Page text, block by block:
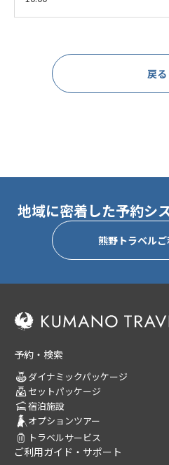
戻る
地域に密着した予約シ
熊野トラベル
予約・検索
ダイナミックパッケージ
セットパッケージ
宿泊施設
オプションツアー
トラベルサービス
ご利用ガイド・サポート